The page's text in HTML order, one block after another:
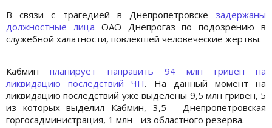
В связи с трагедией в Днепропетровске задержаны
должностные лица ОАО Днепрогаз по подозрению в
служебной халатности, повлекшей человеческие жертвы.
Кабминпланирует направить 94 млн гривен на
ликвидацию последствий ЧП. На данный момент на
ликвидацию последствий уже выделены 9,5 млн гривен, 5
из которых выделил Кабмин, 3,5 - Днепропетровская
горгосадминистрация, 1 млн - из областного резерва.